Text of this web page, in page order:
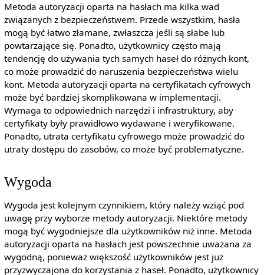
Metoda autoryzacji oparta na hasłach ma kilka wad
związanych z bezpieczeństwem. Przede wszystkim, hasła
mogą być łatwo złamane, zwłaszcza jeśli są słabe lub
powtarzające się. Ponadto, użytkownicy często mają
tendencję do używania tych samych haseł do różnych kont,
co może prowadzić do naruszenia bezpieczeństwa wielu
kont. Metoda autoryzacji oparta na certyfikatach cyfrowych
może być bardziej skomplikowana w implementacji.
Wymaga to odpowiednich narzędzi i infrastruktury, aby
certyfikaty były prawidłowo wydawane i weryfikowane.
Ponadto, utrata certyfikatu cyfrowego może prowadzić do
utraty dostępu do zasobów, co może być problematyczne.
Wygoda
Wygoda jest kolejnym czynnikiem, który należy wziąć pod
uwagę przy wyborze metody autoryzacji. Niektóre metody
mogą być wygodniejsze dla użytkowników niż inne. Metoda
autoryzacji oparta na hasłach jest powszechnie uważana za
wygodną, ponieważ większość użytkowników jest już
przyzwyczajona do korzystania z haseł. Ponadto, użytkownicy